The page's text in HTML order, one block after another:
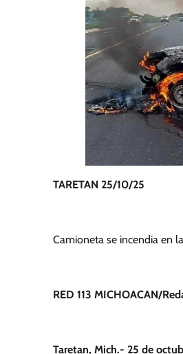
TARETAN 25/10/25
Camioneta se incendia en
RED 113 MICHOACAN/
Taretan, Mich.- 25 de